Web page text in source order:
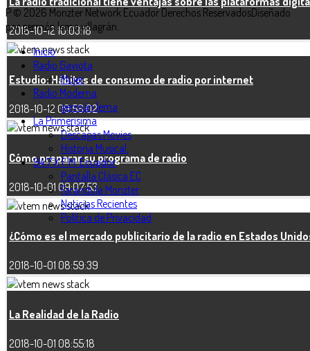
2018-10-12 10:03:18
Estudio: Hábitos de consumo de radio por internet
2018-10-12 09:56:02
Cómo preparar su programa de radio
2018-10-01 09:07:53
¿Cómo es el mercado publicitario de la radio en Estados
2018-10-01 08:59:39
La Realidad de la Radio
2018-10-01 08:55:18
P © 2026 Monzter Network Ecuador Derechos ReservadosDiseñado
por germán lema villagrán.
Inicio
Radio Gaviota
Mujer
Radio Moderna
germán lema
La Primerísima
Descagas Movies
Historia Musical.
94.7 X F.M. Ecuador.
Pantalla Clásica EC
Farándula Monzter
Noticias Recientes
Politica de Privacidad